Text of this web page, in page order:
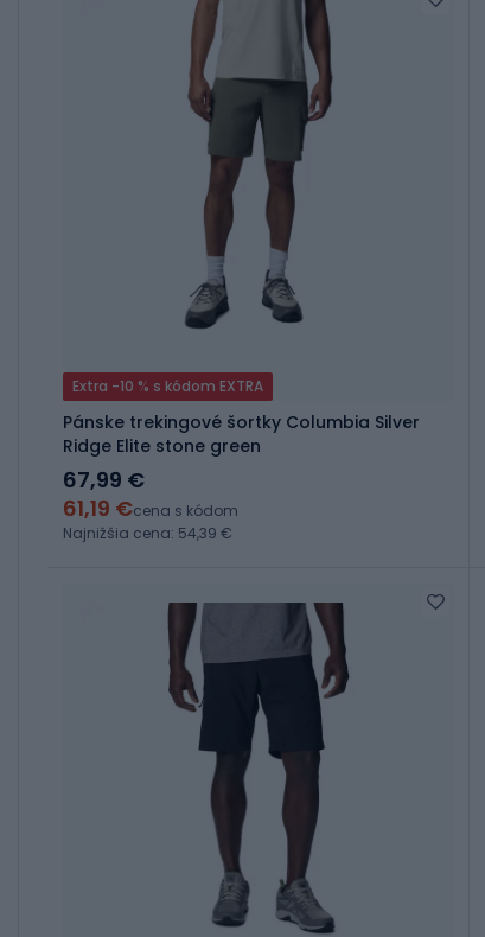
Extra -10 % s kódom EXTRA
Pánske trekingové šortky Columbia Silver
Ridge Elite stone green
67,99 €
61,19 €cena s kódom
Najnižšia cena: 54,39 €